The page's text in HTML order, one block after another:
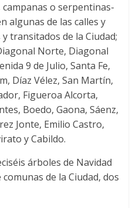
o serpentinas-
algunas de las calles y
transitados de la Ciudad;
Norte, Diagonal
9 de Julio, Santa Fe,
Díaz Vélez, San Martín,
Figueroa Alcorta,
Boedo, Gaona, Sáenz,
Jonte, Emilio Castro,
y Cabildo.
árboles de Navidad
de la Ciudad, dos